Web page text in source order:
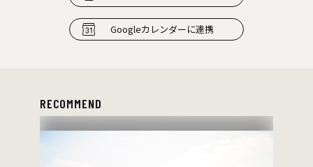
Googleカレンダーに連携
RECOMMEND